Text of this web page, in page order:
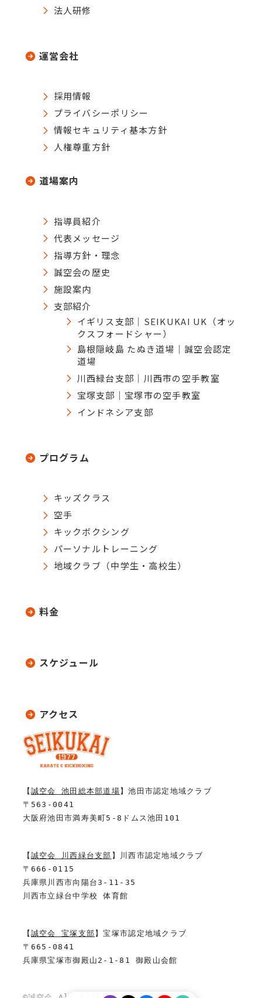
【 誠空会 池田総本部道場 】池田市認定地域クラブ
〒563-0041
大阪府池田市満寿美町5-8ドムス池田101
【 誠空会 川西緑台支部 】川西市認定地域クラブ
〒666-0115
兵庫県川西市向陽台3-11-35
川西市立緑台中学校 体育館
【 誠空会 宝塚支部 】宝塚市認定地域クラブ
〒665-0841
兵庫県宝塚市御殿山2-1-81 御殿山会館
道場案内
指導員紹介
代表メッセージ
指導方針・理念
誠空会の歴史
施設案内
支部紹介
イギリス支部｜SEIKUKAI UK（オッ
クスフォードシャー）
島根隠岐島 たぬき道場｜誠空会認定
道場
川西緑台支部｜川西市の空手教室
宝塚支部｜宝塚市の空手教室
インドネシア支部
プログラム
キッズクラス
空手
キックボクシング
パーソナルトレーニング
地域クラブ（中学生・高校生）
料金
スケジュール
アクセス
法人研修
運営会社
採用情報
プライバシーポリシー
情報セキュリティ基本方針
人権尊重方針